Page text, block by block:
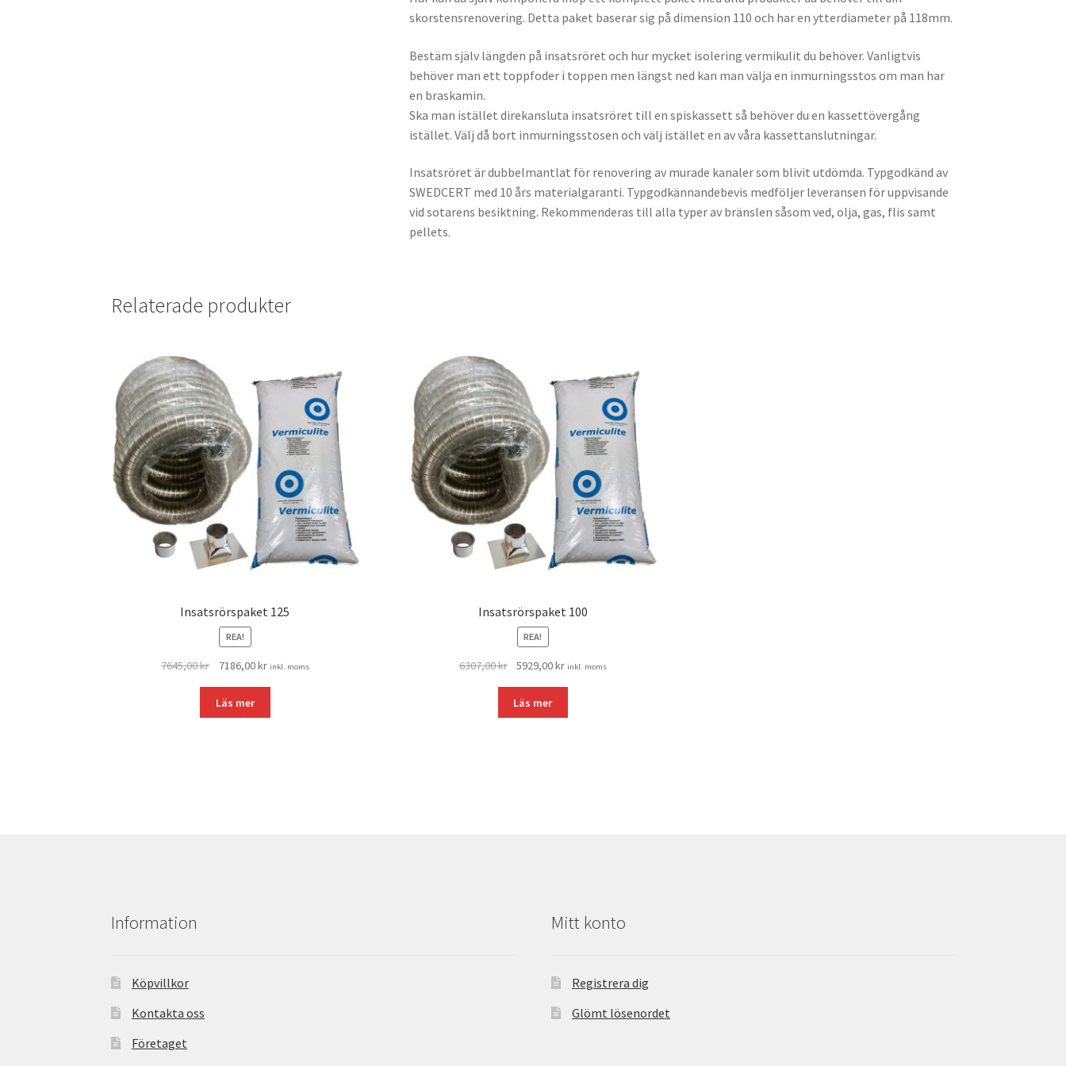
skorstensrenovering. Detta paket baserar sig på dimension 110 och har en ytterdiameter på 118mm.
Bestäm själv längden på insatsröret och hur mycket isolering vermikulit du behöver. Vanligtvis
behöver man ett toppfoder i toppen men längst ned kan man välja en inmurningsstos om man har
en braskamin.
Ska man istället direkansluta insatsröret till en spiskassett så behöver du en kassettövergång
istället. Välj då bort inmurningsstosen och välj istället en av våra kassettanslutningar.
Insatsröret är dubbelmantlat för renovering av murade kanaler som blivit utdömda. Typgodkänd av
SWEDCERT med 10 års materialgaranti. Typgodkännandebevis medföljer leveransen för uppvisande
vid sotarens besiktning. Rekommenderas till alla typer av bränslen såsom ved, olja, gas, flis samt
pellets.
Relaterade produkter
Insatsrörspaket 125
REA!
7645,00kr
Det
priset
var:
7186,00krDet
är:
inkl. moms
Läs mer
Insatsrörspaket 100
REA!
6307,00kr
Det
priset
var:
5929,00krDet
är:
inkl. moms
Läs mer
Information
Köpvillkor
Kontakta oss
Företaget
Mitt konto
Registrera dig
Glömt lösenordet